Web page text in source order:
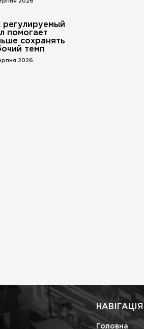
регулируемый
помогает
сохранять
темп
2026
НАВІГАЦІЯ
Головна